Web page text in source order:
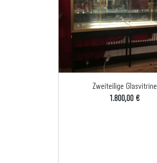
Zweiteilige Glasvitrine
1.800,00 €